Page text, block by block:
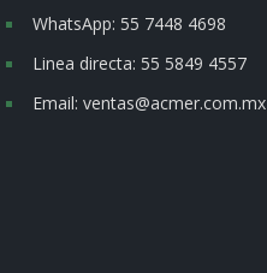
WhatsApp: 55 7448 4698
Linea directa: 55 5849 4557
Email: ventas@acmer.com.mx